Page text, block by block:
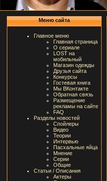
Меню сайта
Главное меню
Главная страница
О сериале
LOST на
мобильный
Магазин одежды
Друзья сайта
Конкурсы
Гостевая книга
Мы ВКонтакте
Обратная связь
Размещение
рекламы на сайте
FAQ
Разделы новостей
Спойлеры
Видео
Теории
Интервью
Пасхальные яйца
Мнение
Серии
Общие
Статьи / Описания
Актеры